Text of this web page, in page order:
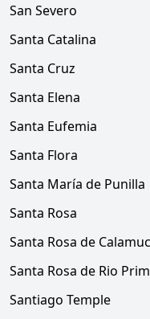
San Severo
Santa Catalina
Santa Cruz
Santa Elena
Santa Eufemia
Santa Flora
Santa María de Punilla
Santa Rosa
Santa Rosa de
Santa Rosa de Rio
Santiago Temple